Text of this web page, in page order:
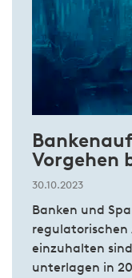
Vorgehen
30.10.2023
Banken und
einzuhalten
unterlagen in